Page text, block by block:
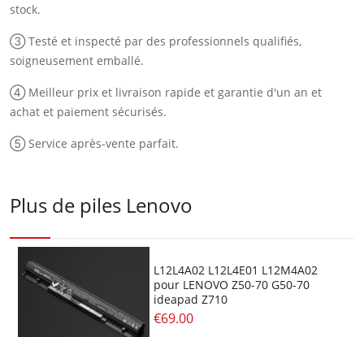
stock.
③ Testé et inspecté par des professionnels qualifiés,
soigneusement emballé.
④ Meilleur prix et livraison rapide et garantie d'un an et
achat et paiement sécurisés.
⑤ Service après-vente parfait.
Plus de piles Lenovo
L12L4A02 L12L4E01 L12M4A02
pour LENOVO Z50-70 G50-70
ideapad Z710
€69.00